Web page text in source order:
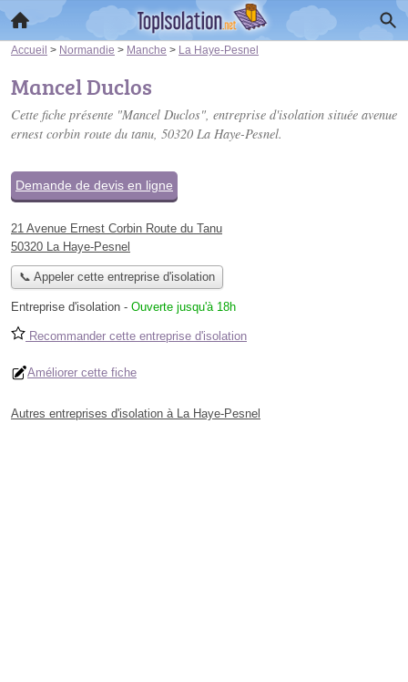
Accueil > Normandie > Manche > La Haye-Pesnel
Mancel Duclos
Cette fiche présente "Mancel Duclos", entreprise d'isolation située avenue
ernest corbin route du tanu, 50320 La Haye-Pesnel.
Demande de devis en ligne
21 Avenue Ernest Corbin Route du Tanu
50320 La Haye-Pesnel
📞 Appeler cette entreprise d'isolation
Entreprise d'isolation - Ouverte jusqu'à 18h
Recommander cette entreprise d'isolation
Améliorer cette fiche
Autres entreprises d'isolation à La Haye-Pesnel